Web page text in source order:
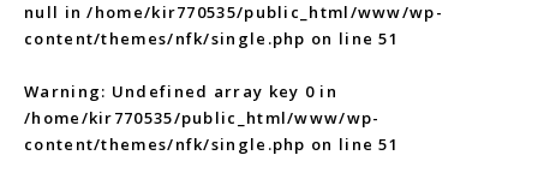
null in/home/kir770535/public_html/www/wp-
content/themes/nfk/single.php on line51
Warning: Undefined array key 0 in
/home/kir770535/public_html/www/wp-
content/themes/nfk/single.php on line51